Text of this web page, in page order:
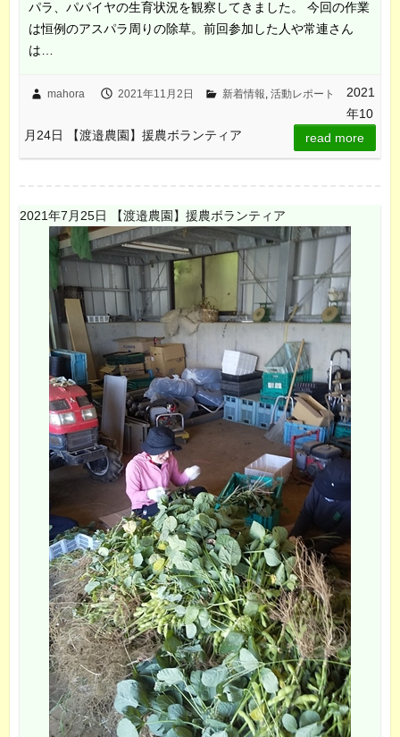
パラ、パパイヤの生育状況を観察してきました。 今回の作業
は恒例のアスパラ周りの除草。前回参加した人や常連さん
は…
mahora 2021年11月2日 新着情報, 活動レポート
2021
年10
月24日 【渡邉農園】援農ボランティア
read more
2021年7月25日 【渡邉農園】援農ボランティア